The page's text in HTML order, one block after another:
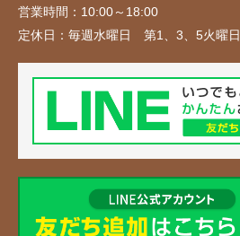
営業時間： 10:00～18:00
定休日： 毎週水曜日 第1、3、5火曜日